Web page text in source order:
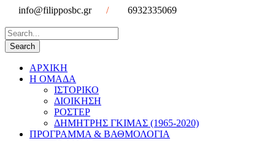
info@filipposbc.gr / 6932335069
ΑΡΧΙΚΗ
Η ΟΜΑΔΑ
ΙΣΤΟΡΙΚΟ
ΔΙΟΙΚΗΣΗ
ΡΟΣΤΕΡ
ΔΗΜΗΤΡΗΣ ΓΚΙΜΑΣ (1965-2020)
ΠΡΟΓΡΑΜΜΑ & ΒΑΘΜΟΛΟΓΙΑ